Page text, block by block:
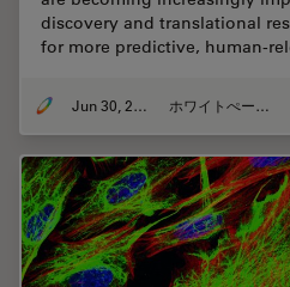
discovery and translational
for more predictive, human-
Jun 30, 2026 ホワイトぺーパー